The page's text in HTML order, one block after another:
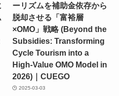
ーリズムを補助金依存から
脱却させる「富裕層
×OMO」戦略 (Beyond the
Subsidies: Transforming
Cycle Tourism into a
High-Value OMO Model in
2026)｜CUEGO
2025-03-03